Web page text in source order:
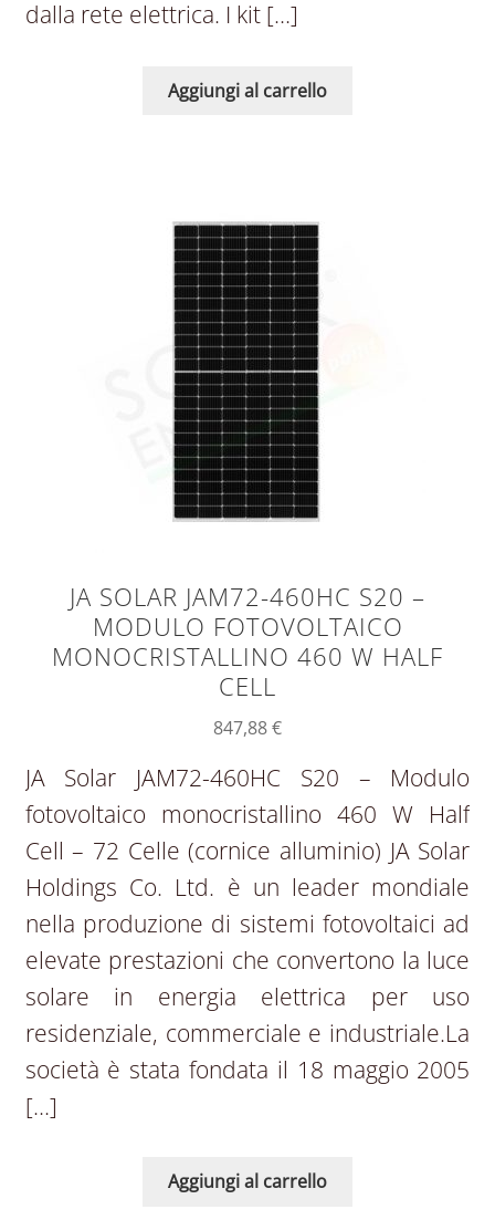
dalla rete elettrica. I kit […]
Aggiungi al carrello
JA SOLAR JAM72-460HC S20 –
MODULO FOTOVOLTAICO
MONOCRISTALLINO 460 W HALF
CELL
847,88€
JA Solar JAM72-460HC S20 – Modulo
fotovoltaico monocristallino 460 W Half
Cell – 72 Celle (cornice alluminio) JA Solar
Holdings Co. Ltd. è un leader mondiale
nella produzione di sistemi fotovoltaici ad
elevate prestazioni che convertono la luce
solare in energia elettrica per uso
residenziale, commerciale e industriale.La
società è stata fondata il 18 maggio 2005
[…]
Aggiungi al carrello